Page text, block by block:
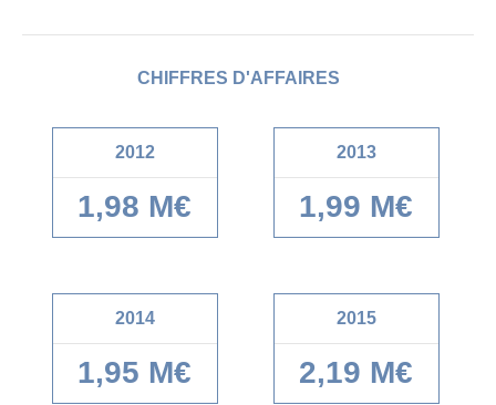
CHIFFRES D'AFFAIRES
2012
1,98 M€
2013
1,99 M€
2014
1,95 M€
2015
2,19 M€